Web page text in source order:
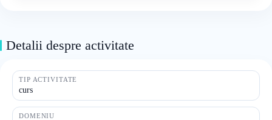
Detalii despre activitate
TIP ACTIVITATE
curs
DOMENIU